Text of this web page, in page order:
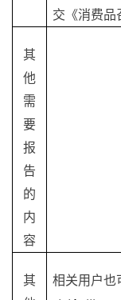
交《消费品
其
他
需
要
报
告
的
内
容
其
相关用户也